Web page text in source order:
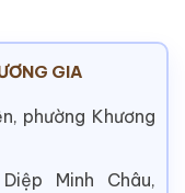
GIA
phường Khương
Minh Châu,